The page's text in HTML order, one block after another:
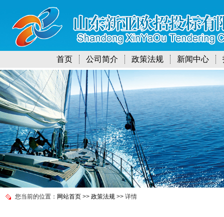
首页 公司简介 政策法规 新闻中心
您当前的位置： 网站首页 >> 政策法规 >> 详情